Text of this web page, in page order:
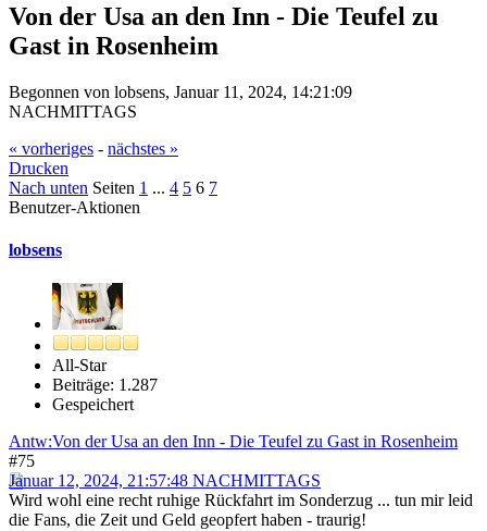
Von der Usa an den Inn - Die Teufel zu
Gast in Rosenheim
Begonnen von lobsens, Januar 11, 2024, 14:21:09
NACHMITTAGS
« vorheriges - nächstes »
Drucken
Nach unten Seiten 1 ... 4 5 6 7
Benutzer-Aktionen
lobsens
All-Star
Beiträge: 1.287
Gespeichert
Antw:Von der Usa an den Inn - Die Teufel zu Gast in Rosenheim
#75
Januar 12, 2024, 21:57:48 NACHMITTAGS
Wird wohl eine recht ruhige Rückfahrt im Sonderzug ... tun mir leid
die Fans, die Zeit und Geld geopfert haben - traurig!